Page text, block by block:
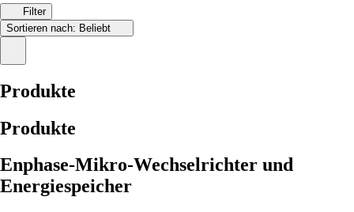
Filter
Sortieren nach: Beliebt
Produkte
Produkte
Enphase-Mikro-Wechselrichter und
Energiespeicher